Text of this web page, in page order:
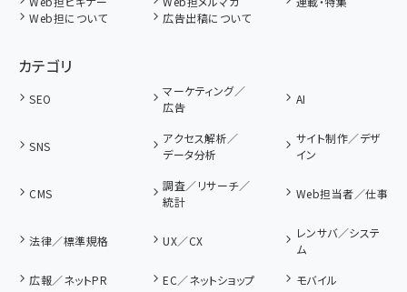
Web担について
広告出稿について
カテゴリ
SEO
マーケティング／
広告
AI
SNS
アクセス解析／
データ分析
サイト制作／デザ
イン
CMS
調査／リサーチ／
統計
Web担当者／仕事
法律／標準規格 UX／CX
レンサバ／システ
ム
広報／ネットPR
EC／ネットショップ
モバイル